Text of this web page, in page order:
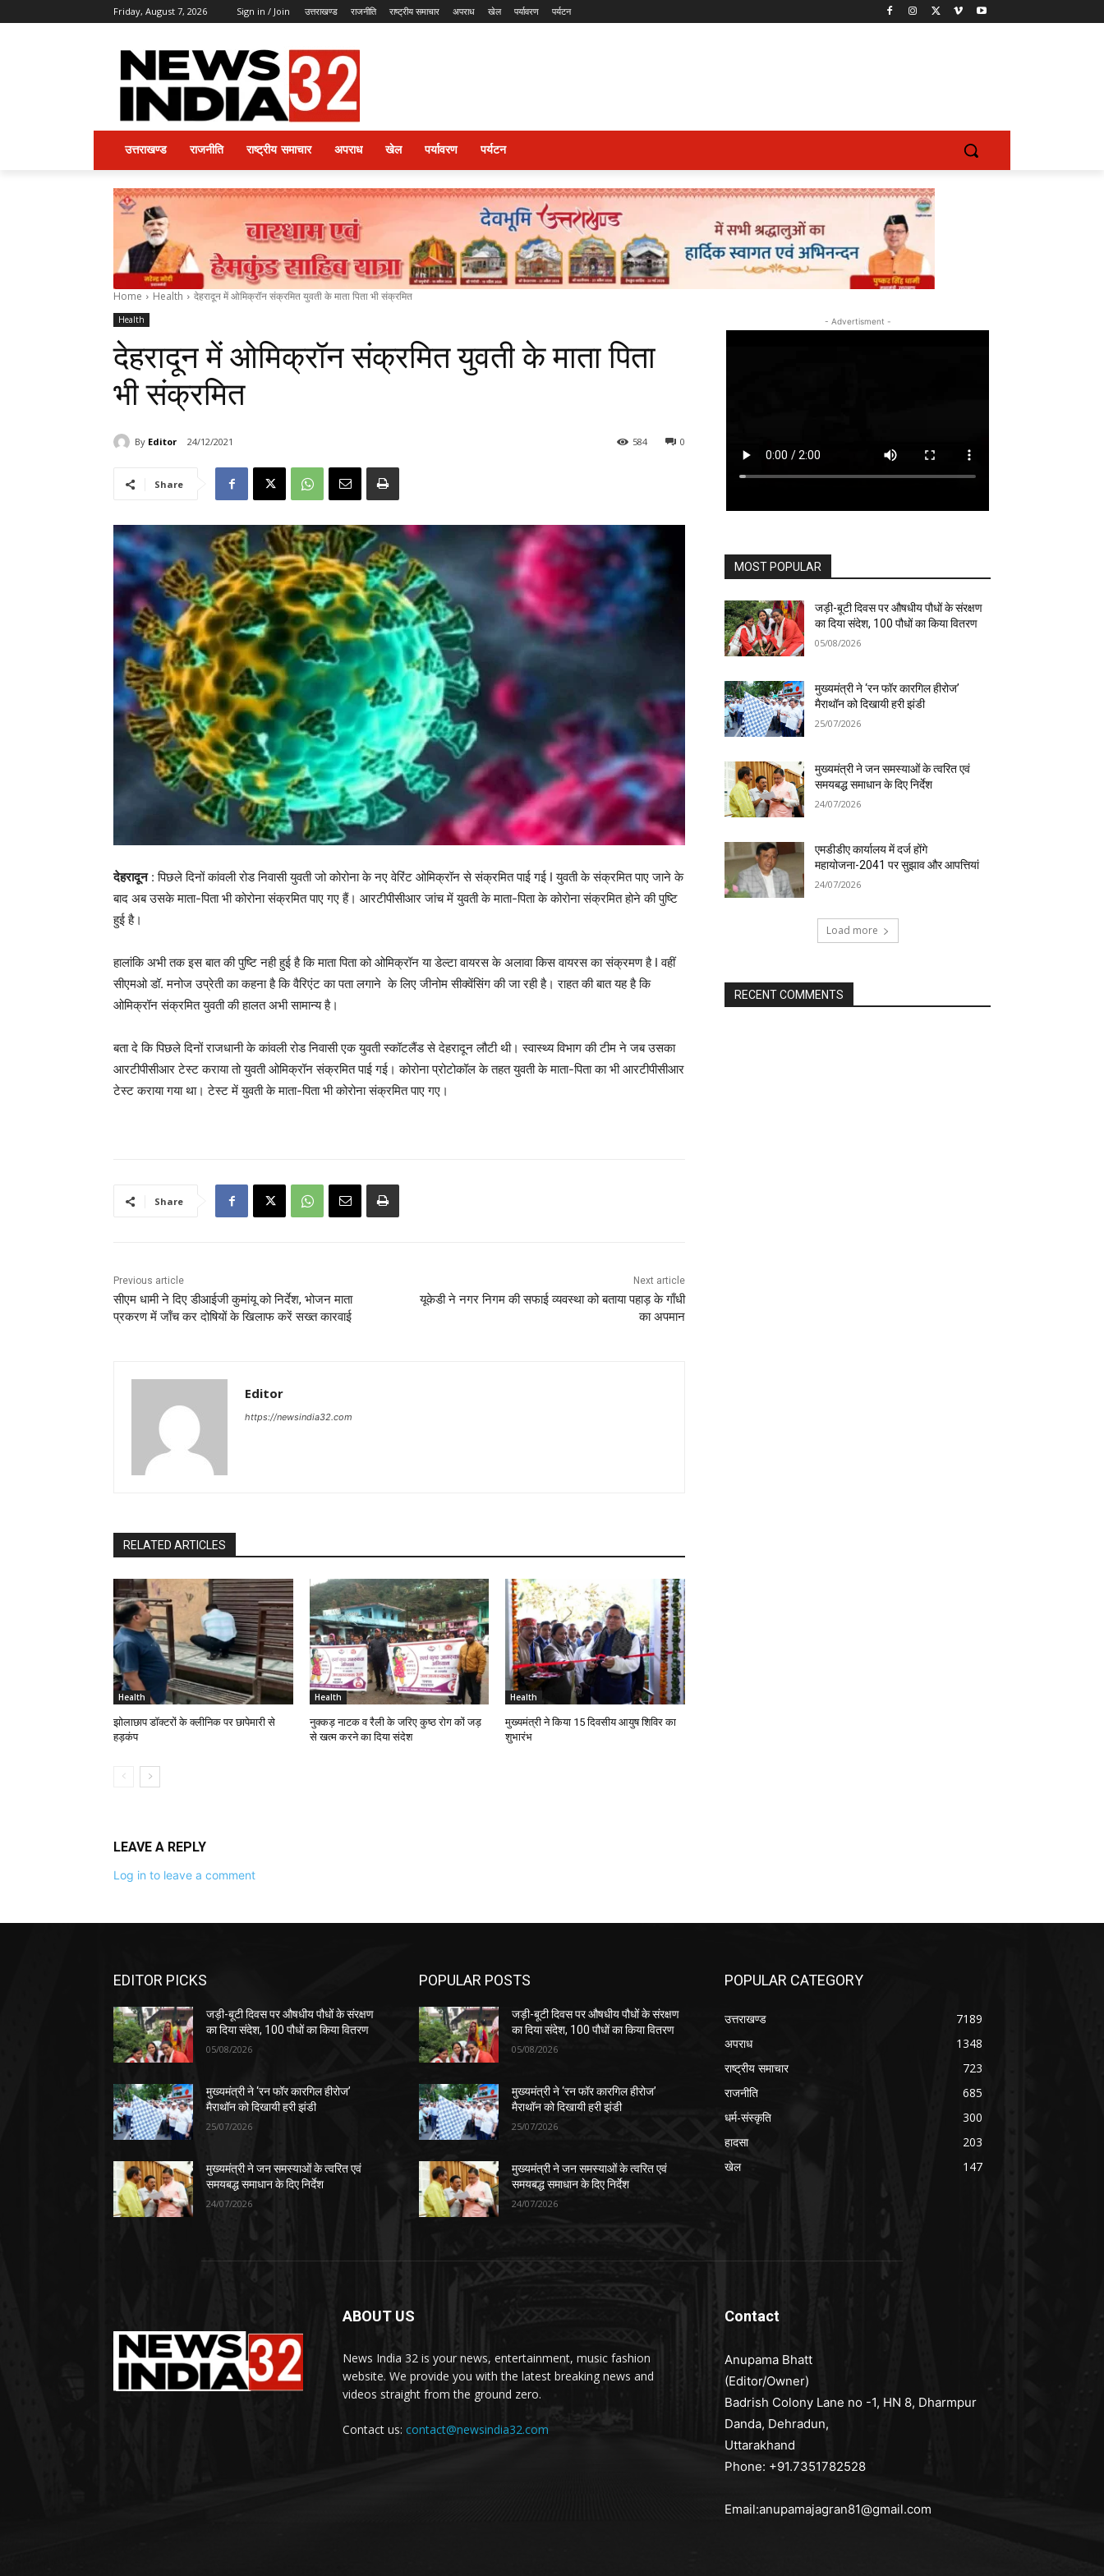
Friday, August 7, 2026 Sign in / Join उत्तराखण्ड राजनीति राष्ट्रीय समाचार अपराध खेल पर्यावरण पर्यटन
उत्तराखण्ड राजनीति राष्ट्रीय समाचार अपराध खेल पर्यावरण पर्यटन
Home Health देहरादून में ओमिक्रॉन संक्रमित युवती के माता पिता भी संक्रमित
Health
देहरादून में ओमिक्रॉन संक्रमित युवती के माता पिता
भी संक्रमित
By Editor 24/12/2021 0
584
Share
देहरादून: पिछले दिनों कांवली रोड निवासी युवती जो कोरोना के नए वेरिंट ओमिक्रॉन से संक्रमित पाई गई I युवती के संक्रमित पाए जाने के
बाद अब उसके माता-पिता भी कोरोना संक्रमित पाए गए हैं। आरटीपीसीआर जांच में युवती के माता-पिता के कोरोना संक्रमित होने की पुष्टि
हुई है।
हालांकि अभी तक इस बात की पुष्टि नही हुई है कि माता पिता को ओमिक्रॉन या डेल्टा वायरस के अलावा किस वायरस का संक्रमण है I वहीं
सीएमओ डॉ. मनोज उप्रेती का कहना है कि वैरिएंट का पता लगाने के लिए जीनोम सीक्वेंसिंग की जा रही है। राहत की बात यह है कि
ओमिक्रॉन संक्रमित युवती की हालत अभी सामान्य है।
बता दे कि पिछले दिनों राजधानी के कांवली रोड निवासी एक युवती स्कॉटलैंड से देहरादून लौटी थी। स्वास्थ्य विभाग की टीम ने जब उसका
आरटीपीसीआर टेस्ट कराया तो युवती ओमिक्रॉन संक्रमित पाई गई। कोरोना प्रोटोकॉल के तहत युवती के माता-पिता का भी आरटीपीसीआर
टेस्ट कराया गया था। टेस्ट में युवती के माता-पिता भी कोरोना संक्रमित पाए गए।
Share
Previous article
सीएम धामी ने दिए डीआईजी कुमांयू को निर्देश, भोजन माता
प्रकरण में जाँच कर दोषियों के खिलाफ करें सख्त कारवाई
Next article
यूकेडी ने नगर निगम की सफाई व्यवस्था को बताया पहाड़ के गाँधी
का अपमान
Editor
https://newsindia32.com
RELATED ARTICLES
Health
झोलाछाप डाॅक्टरों के क्लीनिक पर छापेमारी से
हड़कंप
Health
नुक्कड़ नाटक व रैली के जरिए कुष्ठ रोग कों जड़
से खत्म करने का दिया संदेश
Health
मुख्यमंत्री ने किया 15 दिवसीय आयुष शिविर का
शुभारंभ
LEAVE A REPLY
Log in to leave a comment
- Advertisment -
MOST POPULAR
जड़ी-बूटी दिवस पर औषधीय पौधों के संरक्षण
का दिया संदेश, 100 पौधों का किया वितरण
05/08/2026
मुख्यमंत्री ने ‘रन फॉर कारगिल हीरोज’
मैराथॉन को दिखायी हरी झंडी
25/07/2026
मुख्यमंत्री ने जन समस्याओं के त्वरित एवं
समयबद्ध समाधान के दिए निर्देश
24/07/2026
एमडीडीए कार्यालय में दर्ज होंगे
महायोजना-2041 पर सुझाव और आपत्तियां
24/07/2026
Load more
RECENT COMMENTS
EDITOR PICKS
जड़ी-बूटी दिवस पर औषधीय पौधों के संरक्षण
का दिया संदेश, 100 पौधों का किया वितरण
05/08/2026
मुख्यमंत्री ने ‘रन फॉर कारगिल हीरोज’
मैराथॉन को दिखायी हरी झंडी
25/07/2026
मुख्यमंत्री ने जन समस्याओं के त्वरित एवं
समयबद्ध समाधान के दिए निर्देश
24/07/2026
POPULAR POSTS
जड़ी-बूटी दिवस पर औषधीय पौधों के संरक्षण
का दिया संदेश, 100 पौधों का किया वितरण
05/08/2026
मुख्यमंत्री ने ‘रन फॉर कारगिल हीरोज’
मैराथॉन को दिखायी हरी झंडी
25/07/2026
मुख्यमंत्री ने जन समस्याओं के त्वरित एवं
समयबद्ध समाधान के दिए निर्देश
24/07/2026
POPULAR CATEGORY
उत्तराखण्ड
7189
अपराध
1348
राष्ट्रीय समाचार
723
राजनीति
685
धर्म-संस्कृति
300
हादसा
203
खेल
147
ABOUT US
News India 32 is your news, entertainment, music fashion
website. We provide you with the latest breaking news and
videos straight from the ground zero.
Contact us: contact@newsindia32.com
Contact
Anupama Bhatt
(Editor/Owner)
Badrish Colony Lane no -1, HN 8, Dharmpur
Danda, Dehradun,
Uttarakhand
Phone: +91.7351782528
Email:anupamajagran81@gmail.com